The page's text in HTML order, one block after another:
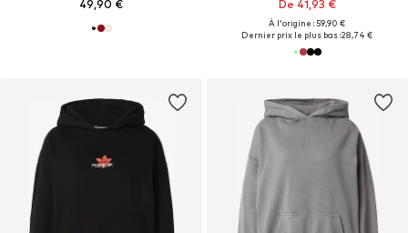
49,90 € De 41,93 €
À l'origine : 59,90 €
Dernier prix le plus bas :28,74 €